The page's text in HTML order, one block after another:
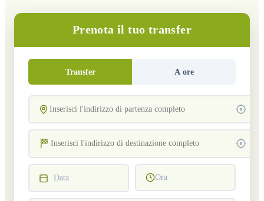
Prenota il tuo transfer
Transfer A ore
Data Ora